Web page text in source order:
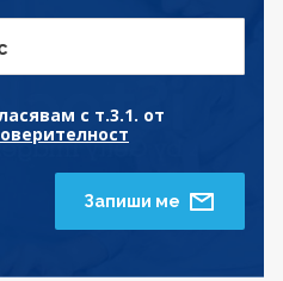
с т.3.1. от
Запиши ме